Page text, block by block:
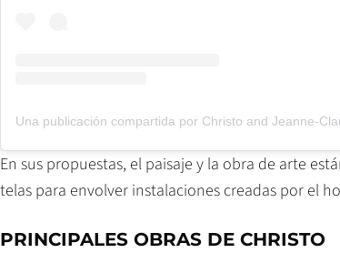
Una publicación compartida por Christo and Jeanne-
En sus propuestas, el paisaje y la obra de arte
telas para envolver instalaciones creadas por el
PRINCIPALES OBRAS DE CHRISTO